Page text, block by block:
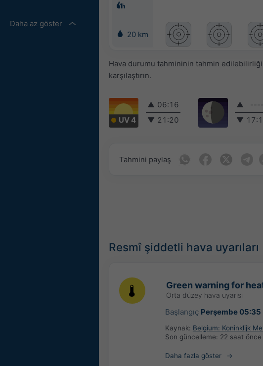
Daha az göster
20 km
Hava durumu tahmininin tahmin
karşılaştırın.
UV 4
▲ 06:16
▼ 21:20
▲
----
▼
Tahmini paylaş
Resmî şiddetli hava uyarıları
Green warning for
Orta düzey hava uyarısı
Başlangıç Perşembe 05:35
Kaynak: Belgium: Koninklijk
Son güncelleme: 22 saat önce
Daha fazla göster